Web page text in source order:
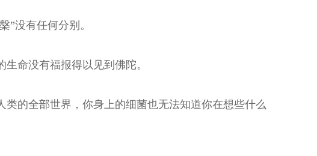
”没有任何分别。
命没有福报得以见到佛陀。
的全部世界，你身上的细菌也无法知道你在想些什么